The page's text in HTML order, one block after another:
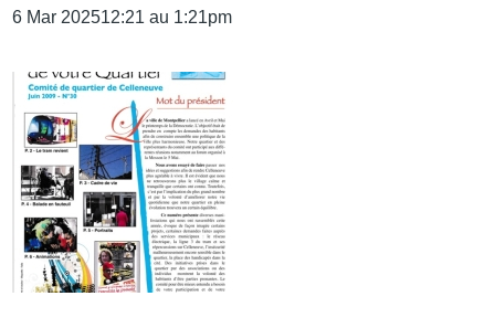
6 Mar 202512:21 au 1:21pm